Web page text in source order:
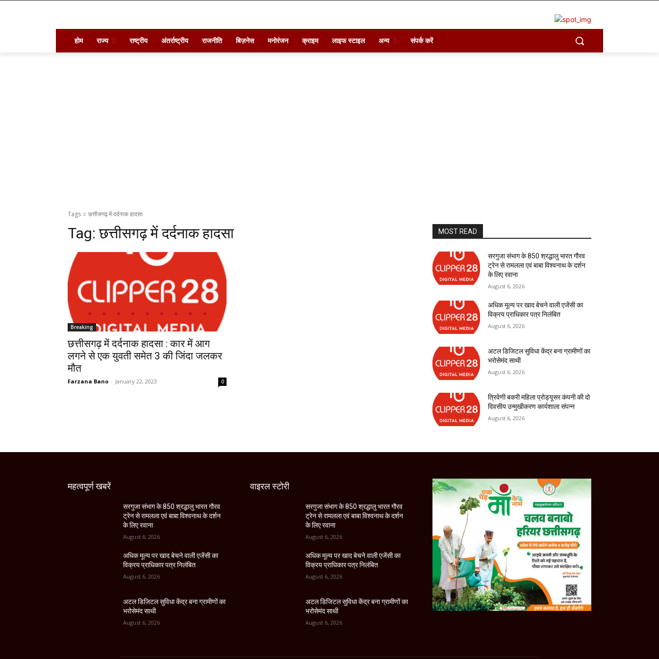
होम राज्य राष्ट्रीय अंतर्राष्ट्रीय राजनीति बिज़नेस मनोरंजन क्राइम लाइफ स्टाइल अन्य संपर्क करें
Tags छत्तीसगढ़ में दर्दनाक हादसा
Tag:छत्तीसगढ़ में दर्दनाक हादसा
Breaking
छत्तीसगढ़ में दर्दनाक हादसा : कार में आग
लगने से एक युवती समेत 3 की जिंदा जलकर
मौत
Farzana Bano - January 22, 2023 0
MOST READ
सरगुजा संभाग के 850 श्रद्धालु भारत गौरव
ट्रेन से रामलला एवं बाबा विश्वनाथ के दर्शन
के लिए रवाना
August 6, 2026
अधिक मूल्य पर खाद बेचने वाली एजेंसी का
विक्रय प्राधिकार पत्र निलंबित
August 6, 2026
अटल डिजिटल सुविधा केंद्र बना ग्रामीणों का
भरोसेमंद साथी
August 6, 2026
त्रिवेणी बकरी महिला प्रोड्यूसर कंपनी की दो
दिवसीय उन्मुखीकरण कार्यशाला संपन्न
August 6, 2026
महत्वपूर्ण खबरें
सरगुजा संभाग के 850 श्रद्धालु भारत गौरव
ट्रेन से रामलला एवं बाबा विश्वनाथ के दर्शन
के लिए रवाना
August 6, 2026
अधिक मूल्य पर खाद बेचने वाली एजेंसी का
विक्रय प्राधिकार पत्र निलंबित
August 6, 2026
अटल डिजिटल सुविधा केंद्र बना ग्रामीणों का
भरोसेमंद साथी
August 6, 2026
वाइरल स्टोरी
सरगुजा संभाग के 850 श्रद्धालु भारत गौरव
ट्रेन से रामलला एवं बाबा विश्वनाथ के दर्शन
के लिए रवाना
August 6, 2026
अधिक मूल्य पर खाद बेचने वाली एजेंसी का
विक्रय प्राधिकार पत्र निलंबित
August 6, 2026
अटल डिजिटल सुविधा केंद्र बना ग्रामीणों का
भरोसेमंद साथी
August 6, 2026